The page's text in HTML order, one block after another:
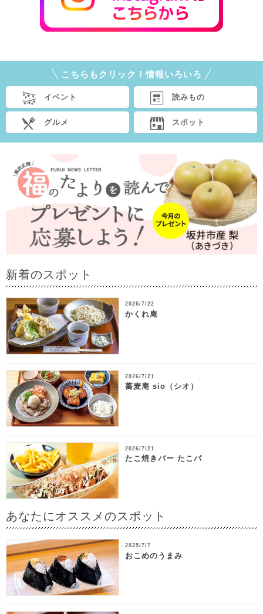
こちらもクリック！情報いろいろ
イベント 読みもの
グルメ スポット
新着のスポット
2026/7/22
かくれ庵
2026/7/21
蕎麦庵 sio（シオ）
2026/7/21
たこ焼きバー たこパ
あなたにオススメのスポット
2025/7/7
おこめのうまみ